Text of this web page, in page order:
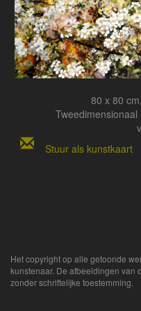
80 x 80
Stuur als kunstkaart
Het copyright op alle getoonde
kunstenaar. De afbeeldingen van
zonder schriftelijke toestemming.